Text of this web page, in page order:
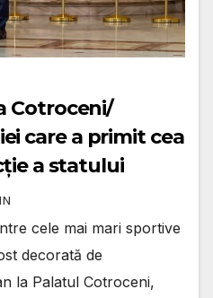
Cotroceni/
care a primit cea
a statului
cele mai mari sportive
decorată de
la Palatul Cotroceni,